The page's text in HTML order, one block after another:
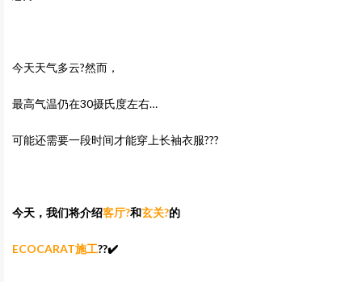
今天天气多云?然而，
最高气温仍在30摄氏度左右…
可能还需要一段时间才能穿上长袖衣服???
今天，我们将介绍客厅?和玄关?的
ECOCARAT施工?‍?✔️